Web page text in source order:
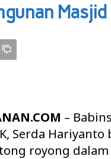
Masjid
–
Serda
royong